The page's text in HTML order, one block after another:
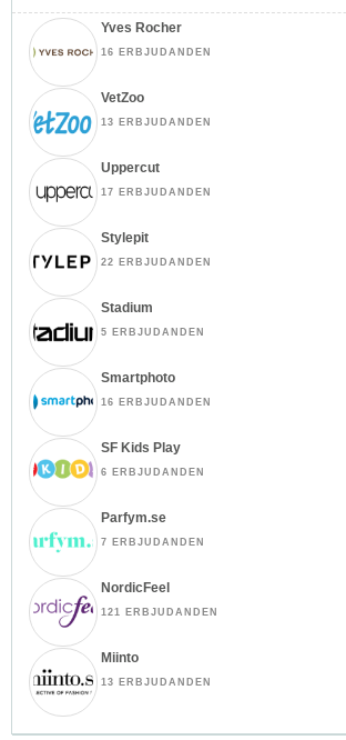
Yves Rocher
16 ERBJUDANDEN
VetZoo
13 ERBJUDANDEN
Uppercut
17 ERBJUDANDEN
Stylepit
22 ERBJUDANDEN
Stadium
5 ERBJUDANDEN
Smartphoto
16 ERBJUDANDEN
SF Kids Play
6 ERBJUDANDEN
Parfym.se
7 ERBJUDANDEN
NordicFeel
121 ERBJUDANDEN
Miinto
13 ERBJUDANDEN